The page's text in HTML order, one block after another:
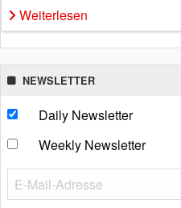
Weiterlesen
NEWSLETTER
Daily Newsletter
Weekly Newsletter